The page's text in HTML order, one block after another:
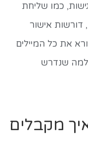
כמו שליחת
דורשות אישור
את כל המיילים
שנדרש
מקבלים